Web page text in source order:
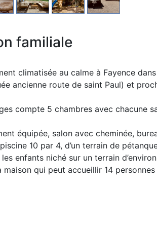
familiale
climatisée au calme à Fayence
ancienne route de saint Paul) et
compte 5 chambres avec chacune
équipée, salon avec cheminée,
10 par 4, d’un terrain de
enfants niché sur un terrain
maison qui peut accueillir 14